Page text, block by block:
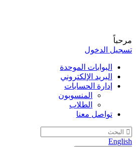
مرحباً
تسجيل الدخول
البوابات الموحدة
البريد الإلكتروني
إدارة الحسابات
المنسوبون
الطلاب
تواصل معنا
English